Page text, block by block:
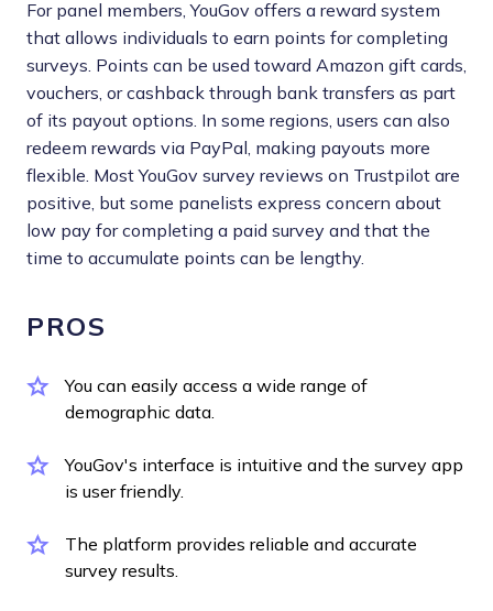
For panel members, YouGov offers a reward system
that allows individuals to earn points for completing
surveys. Points can be used toward Amazon gift cards,
vouchers, or cashback through bank transfers as part
of its payout options. In some regions, users can also
redeem rewards via PayPal, making payouts more
flexible. Most YouGov survey reviews on Trustpilot are
positive, but some panelists express concern about
low pay for completing a paid survey and that the
time to accumulate points can be lengthy.
PROS
You can easily access a wide range of
demographic data.
YouGov's interface is intuitive and the survey app
is user friendly.
The platform provides reliable and accurate
survey results.